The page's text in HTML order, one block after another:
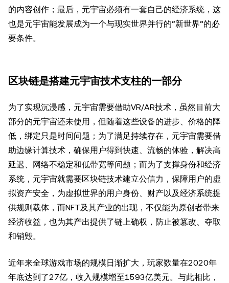
的内容创作；最后，元宇宙必须有一套自己的经济系统，这
也是元宇宙能发展成为一个与现实世界并行的“新世界”的必
要条件。
区块链是搭建元宇宙技术支柱的一部分
为了实现沉浸感，元宇宙需要借助VR/AR技术，虽然目前大
部分的元宇宙还未使用，但随着这些设备的进步、价格的降
低，绑定只是时间问题；为了满足持续存在，元宇宙需要借
助边缘计算技术，确保用户得到快速、流畅的体验，解决高
延迟、网络不稳定和低带宽等问题；而为了支撑身份和经济
系统，元宇宙就需要区块链技术建立公信力，保障用户的虚
拟资产安全，为虚拟世界的用户身份、财产以及经济系统提
供规则载体，而NFT及其产业的出现，不仅能为原创者带来
经济收益，也为其产出提供了链上确权，防止被篡改、夺取
和销毁。
近年来全球游戏市场的规模日渐扩大，玩家数量在2020年
年底达到了27亿，收入规模增至1593亿美元。与此相比，